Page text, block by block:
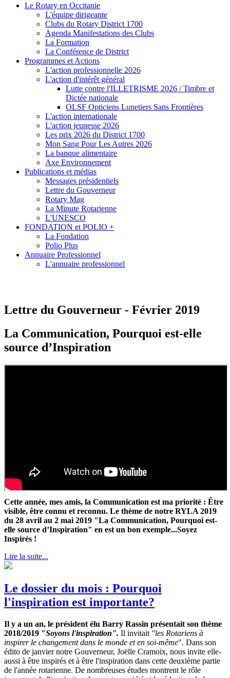
Le Rotary en Occitanie
L'équipe dirigeante
Clubs du Rotary District 1700
Agenda Manifestations des Clubs
La Formation
La Conférence de District
Programmes et Actions
L'action professionnelle 2026
L'action d'intérêt général
Lutte contre l'ILLETRISME 2026 / Timbre et
Dictée nationale
OLSF Opticiens Lunetiers Sans Frontières
L'action internationale
L'action jeunesse 2026
Les prix 2026 du District 1700
Mon Sang Pour Les Autres 2026
La banque alimentaire
Axe Environnement
Publications et médias
Messages présidentiels
Lettre du Gouverneur
Rotary Mag
La Minute Rotarienne
L'UNESCO
FONDATION et POLIO +
La Fondation
Polio Plus
Annuaire Professionnel
L'annuaire professionnel
Lettre du Gouverneur - Février 2019
La Communication, Pourquoi est-elle
source d’Inspiration
Cette année, mes amis, la Communication est ma priorité : Être
visible, être connu et reconnu. Le thème de notre RYLA 2019
du 28 avril au 2 mai 2019 "La Communication, Pourquoi est-
elle source d’Inspiration" en est un bon exemple...Soyez
Inspirés !
Lire la suite...
Le dossier du mois : Pourquoi
l'inspiration est importante?
Il y a un an, le président élu Barry Rassin présentait son thème
2018/2019 "Soyons l'inspiration". Il invitait "les Rotariens à
inspirer le changement dans le monde et en soi-même". Dans son
édito de janvier notre Gouverneur, Joëlle Cramoix, nous invite elle-
aussi à être inspirés et à être l'inspiration dans cette deuxième partie
de l'année rotarienne. De nombreuses études montrent le rôle